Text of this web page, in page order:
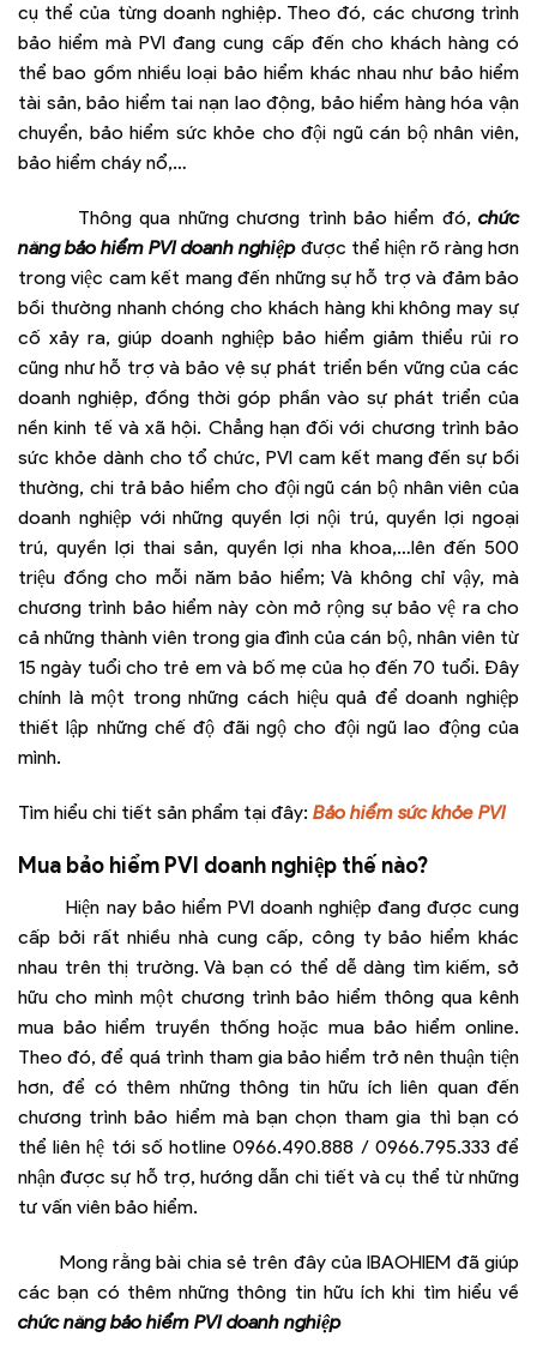
cụ thể của từng doanh nghiệp. Theo đó, các chương trình
bảo hiểm mà PVI đang cung cấp đến cho khách hàng có
thể bao gồm nhiều loại bảo hiểm khác nhau như bảo hiểm
tài sản, bảo hiểm tai nạn lao động, bảo hiểm hàng hóa vận
chuyển, bảo hiểm sức khỏe cho đội ngũ cán bộ nhân viên,
bảo hiểm cháy nổ,…
Thông qua những chương trình bảo hiểm đó, chức
năng bảo hiểm PVI doanh nghiệp được thể hiện rõ ràng hơn
trong việc cam kết mang đến những sự hỗ trợ và đảm bảo
bồi thường nhanh chóng cho khách hàng khi không may sự
cố xảy ra, giúp doanh nghiệp bảo hiểm giảm thiểu rủi ro
cũng như hỗ trợ và bảo vệ sự phát triển bền vững của các
doanh nghiệp, đồng thời góp phần vào sự phát triển của
nền kinh tế và xã hội. Chẳng hạn đối với chương trình bảo
sức khỏe dành cho tổ chức, PVI cam kết mang đến sự bồi
thường, chi trả bảo hiểm cho đội ngũ cán bộ nhân viên của
doanh nghiệp với những quyền lợi nội trú, quyền lợi ngoại
trú, quyền lợi thai sản, quyền lợi nha khoa,…lên đến 500
triệu đồng cho mỗi năm bảo hiểm; Và không chỉ vậy, mà
chương trình bảo hiểm này còn mở rộng sự bảo vệ ra cho
cả những thành viên trong gia đình của cán bộ, nhân viên từ
15 ngày tuổi cho trẻ em và bố mẹ của họ đến 70 tuổi. Đây
chính là một trong những cách hiệu quả để doanh nghiệp
thiết lập những chế độ đãi ngộ cho đội ngũ lao động của
mình.
Tìm hiểu chi tiết sản phẩm tại đây: Bảo hiểm sức khỏe PVI
Mua bảo hiểm PVI doanh nghiệp thế nào?
Hiện nay bảo hiểm PVI doanh nghiệp đang được cung
cấp bởi rất nhiều nhà cung cấp, công ty bảo hiểm khác
nhau trên thị trường. Và bạn có thể dễ dàng tìm kiếm, sở
hữu cho mình một chương trình bảo hiểm thông qua kênh
mua bảo hiểm truyền thống hoặc mua bảo hiểm online.
Theo đó, để quá trình tham gia bảo hiểm trở nên thuận tiện
hơn, để có thêm những thông tin hữu ích liên quan đến
chương trình bảo hiểm mà bạn chọn tham gia thì bạn có
thể liên hệ tới số hotline 0966.490.888 / 0966.795.333 để
nhận được sự hỗ trợ, hướng dẫn chi tiết và cụ thể từ những
tư vấn viên bảo hiểm.
Mong rằng bài chia sẻ trên đây của IBAOHIEM đã giúp
các bạn có thêm những thông tin hữu ích khi tìm hiểu về
chức năng bảo hiểm PVI doanh nghiệp